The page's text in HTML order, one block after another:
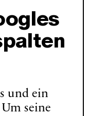
und ein
seine